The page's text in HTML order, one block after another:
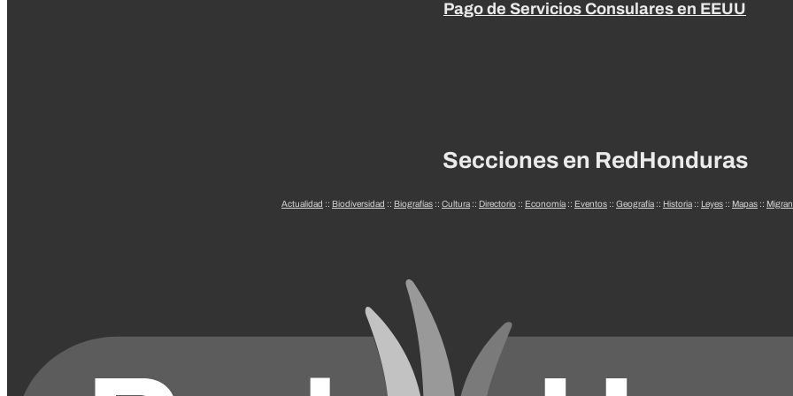
Pago de Servicios Consulares en EEUU
Secciones en RedHonduras
Actualidad :: Biodiversidad :: Biografías :: Cultura:: Directorio :: Economía:: Eventos :: Geografía:: Historia:: Leyes :: Mapas ::